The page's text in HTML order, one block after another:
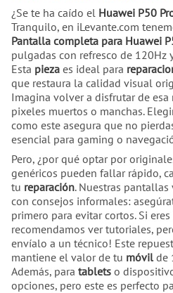
¿Se te ha caído el Huawei P50
Tranquilo, en iLevante.com
Pantalla completa para Huawei
pulgadas con refresco de 120Hz
Esta pieza es ideal para
que restaura la calidad visual
Imagina volver a disfrutar de
pixeles muertos o manchas.
como este asegura que no
esencial para gaming o
Pero, ¿por qué optar por
genéricos pueden fallar rápido,
tu reparación. Nuestras
con consejos informales:
primero para evitar cortos. Si
recomendamos ver tutoriales,
envíalo a un técnico! Este
mantiene el valor de tu móvil de
Además, para tablets o
opciones, pero este es perfecto